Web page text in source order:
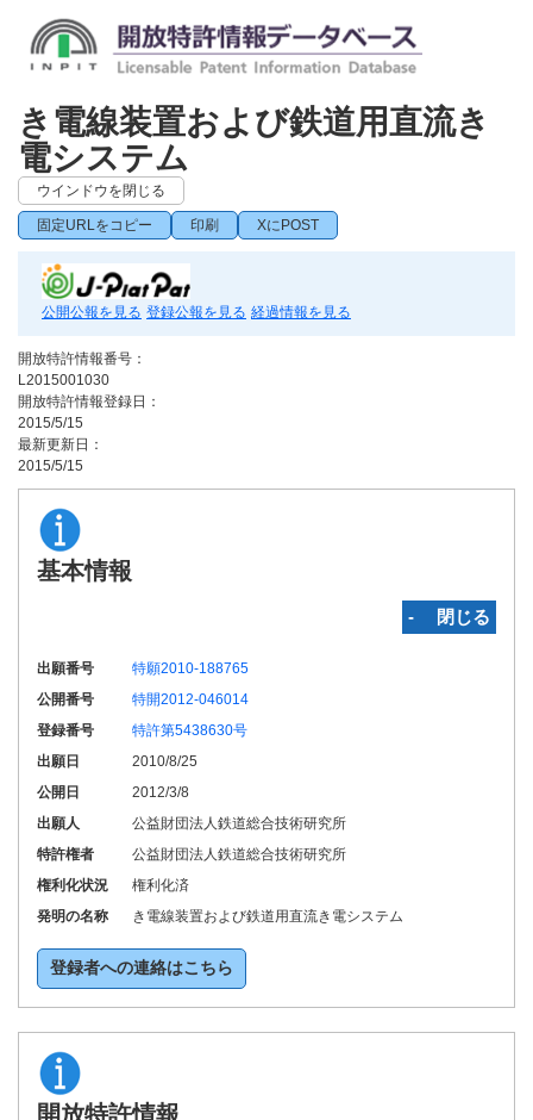
き電線装置および鉄道用直流き
電システム
ウインドウを閉じる
固定URLをコピー 印刷 XにPOST
公開公報を見る 登録公報を見る 経過情報を見る
開放特許情報番号：
L2015001030
開放特許情報登録日：
2015/5/15
最新更新日：
2015/5/15
基本情報
‐ 閉じる
出願番号
特願2010-188765
公開番号
特開2012-046014
登録番号
特許第5438630号
出願日
2010/8/25
公開日
2012/3/8
出願人
公益財団法人鉄道総合技術研究所
特許権者
公益財団法人鉄道総合技術研究所
権利化状況
権利化済
発明の名称
き電線装置および鉄道用直流き電システム
登録者への連絡はこちら
開放特許情報